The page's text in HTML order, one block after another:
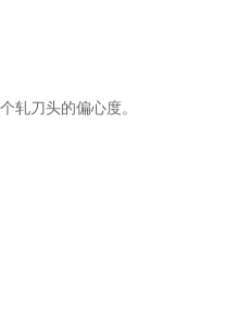
轧刀头的偏心度。